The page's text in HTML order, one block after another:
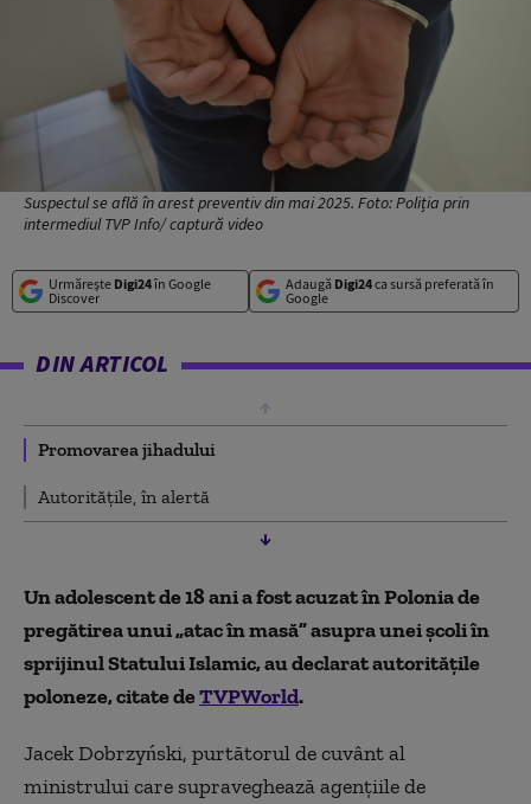
Suspectul se află în arest preventiv din mai 2025. Foto: Poliția prin
intermediul TVP Info/ captură video
Urmărește Digi24în Google
Discover
Adaugă Digi24ca sursă preferată în
Google
DIN ARTICOL
Promovarea jihadului
Autoritățile, în alertă
Un adolescent de 18 ani a fost acuzat în Polonia de
pregătirea unui „atac în masă” asupra unei școli în
sprijinul Statului Islamic, au declarat autoritățile
poloneze, citate deTVPWorld.
Jacek Dobrzyński, purtătorul de cuvânt al
ministrului care supraveghează agențiile de